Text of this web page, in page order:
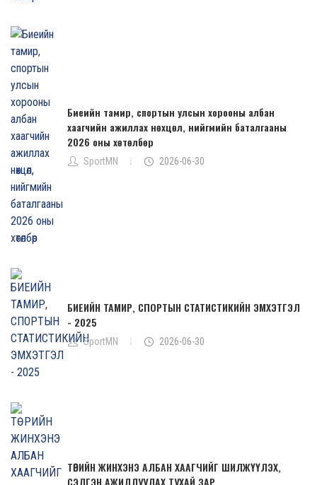
Биеийн тамир, спортын улсын хорооны албан
хаагчийн ажиллах нөхцөл, нийгмийн баталгааны
2026 оны хөтөлбөр
SportMN 2026-06-30
БИЕИЙН ТАМИР, СПОРТЫН СТАТИСТИКИЙН ЭМХЭТГЭЛ
- 2025
SportMN 2026-06-30
ТӨРИЙН ЖИНХЭНЭ АЛБАН ХААГЧИЙГ ШИЛЖҮҮЛЭХ,
СЭЛГЭН АЖИЛЛУУЛАХ ТУХАЙ ЗАР